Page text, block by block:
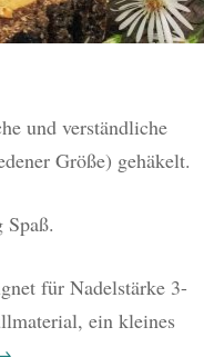
und verständliche
Größe) gehäkelt.
für Nadelstärke 3-
ein kleines